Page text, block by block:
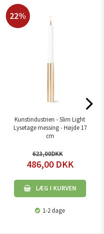
22%
Kunstindustrien - Slim Light
Lysetage messing - Højde 17
cm
623,00
486,00 DKK
LÆG I KURVEN
1-2 dage